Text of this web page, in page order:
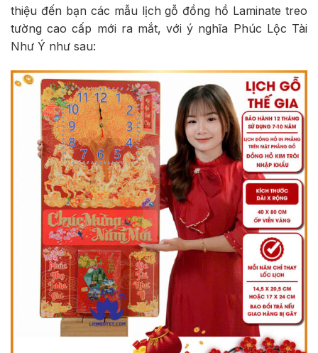
thiệu đến bạn các mẫu lịch gỗ đồng hồ Laminate treo
tường cao cấp mới ra mắt, với ý nghĩa Phúc Lộc Tài
Như Ý như sau: